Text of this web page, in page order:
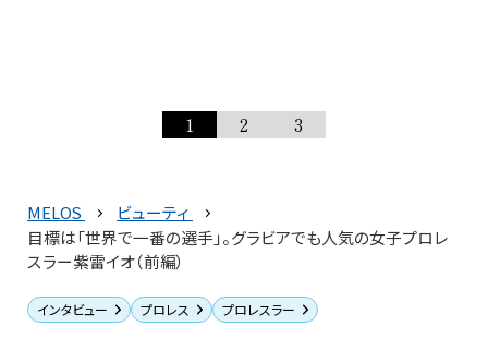
1 2 3
MELOS
ビューティ
目標は「世界で一番の選手」。グラビアでも人気の女子プロレ
スラー紫雷イオ（前編）
インタビュー プロレス プロレスラー